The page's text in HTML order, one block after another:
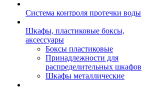
Система контроля протечки воды
Шкафы, пластиковые боксы,
аксессуары
Боксы пластиковые
Принадлежности для
распределительных шкафов
Шкафы металлические